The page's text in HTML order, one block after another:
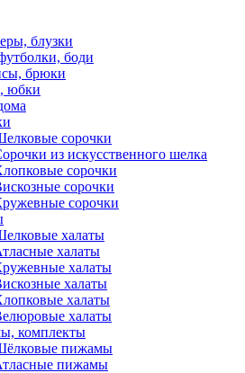
блузки
боди
брюки
юбки
сорочки
из искусственного шелка
сорочки
сорочки
сорочки
халаты
халаты
халаты
халаты
халаты
халаты
комплекты
пижамы
пижамы